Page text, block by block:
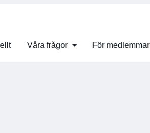
Våra frågor För medlemmar